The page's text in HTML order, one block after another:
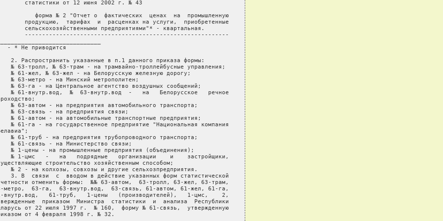
статистики от 12 июня 2002 г. № 43
форма № 2 "Отчет о  фактических  ценах  на  промышленную
продукцию,  тарифах  и  расценках на услуги,  приобретенные
сельскохозяйственными предприятиями"* - квартальная.
-----------------------------------------------------------
- * Не приводится
2. Распространить указанные в п.1 данного приказа формы:
№ 63-тролл, № 63-трам - на трамвайно-троллейбусные управления;
№ 61-жел, № 63-жел - на Белорусскую железную дорогу;
№ 63-метро - на Минский метрополитен;
№ 63-га - на Центральное агентство воздушных сообщений;
№ 61-внутр.вод,  №  63-внутр.вод  -   на   Белорусское   речное
№ 63-автом - на предприятия автомобильного транспорта;
№ 63-связь - на предприятия связи;
№ 61-автом - на автомобильные транспортные предприятия;
№ 61-га - на государственное предприятие "Национальная компания
№ 61-труб - на предприятия трубопроводного транспорта;
№ 61-связь - на Министерство связи;
№ 1-цены - на промышленные предприятия (объединения);
№ 1-цмс   -   на   подрядные   организации    и    застройщики,
строительство хозяйственным способом;
№ 2 - на колхозы, совхозы и другие сельхозпредприятия.
3. В  связи  с  вводом в действие указанных форм статистической
отменить формы:  №№ 63-автом,  63-тролл, 63-жел, 63-трам,
метро,  63-га,  63-внутр.вод,  63-связь, 61-автом, 61-жел, 61-га,
внутр.вод,   61-труб,   1-цены   (производителей),   1-цмс,    2,
приказом  Министра  статистики  и  анализа  Республики
от 22 июля 1997 г.  № 160,  форму № 61-связь,  утвержденную
от 4 февраля 1998 г. № 32.